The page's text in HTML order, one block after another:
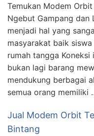
Temukan Modem
Ngebut Gampang dan
menjadi hal yang
masyarakat baik
rumah tangga
bukan lagi barang
mendukung berbagai
semua orang memiliki
Jual Modem Orbit
Bintang